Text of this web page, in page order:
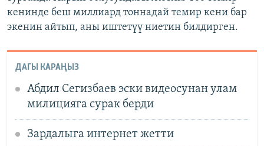
кенинде беш миллиард тоннадай темир кени бар
экенин айтып, аны иштетүү ниетин билдирген.
ДАГЫ КАРАҢЫЗ
Абдил Сегизбаев эски видеосунан улам
милицияга сурак берди
Зардалыга интернет жетти